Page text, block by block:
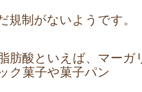
規制がないようです。
肪酸といえば、マー
ク菓子や菓子パン